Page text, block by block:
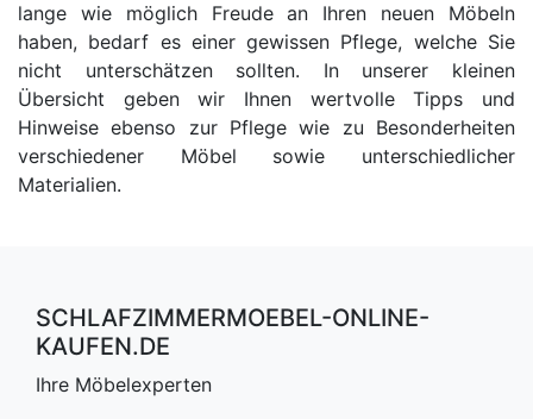
lange wie möglich Freude an Ihren neuen Möbeln
haben, bedarf es einer gewissen Pflege, welche Sie
nicht unterschätzen sollten. In unserer kleinen
Übersicht geben wir Ihnen wertvolle Tipps und
Hinweise ebenso zur Pflege wie zu Besonderheiten
verschiedener Möbel sowie unterschiedlicher
Materialien.
SCHLAFZIMMERMOEBEL-ONLINE-
KAUFEN.DE
Ihre Möbelexperten